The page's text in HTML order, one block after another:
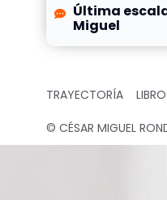
Última
Miguel
TRAYECTORÍA
© CÉSAR MIGUEL